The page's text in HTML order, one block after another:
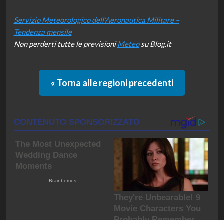
Servizio Meteorologico dell’Aeronautica Militare –
Tendenza mensile
Non perderti tutte le previsioniMeteosu Blog.it
« Torna alle regioni precedenti